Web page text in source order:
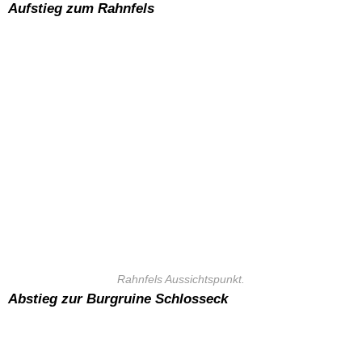
Aufstieg zum Rahnfels
Rahnfels Aussichtspunkt.
Abstieg zur Burgruine Schlosseck